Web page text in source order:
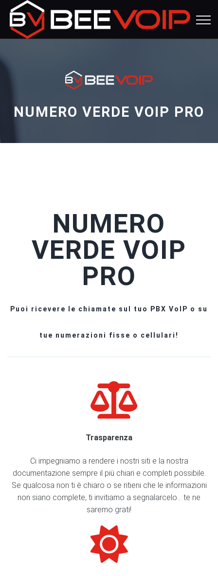
NUMERO VERDE VOIP PRO
NUMERO
VERDE VOIP
PRO
Puoi ricevere le chiamate sul tuo PBX VoIP o su
tue numerazioni fisse o cellulari!
Trasparenza
Ci impegniamo a rendere i nostri siti e la nostra
documentazione sempre il più chiari e completi possibile.
Se qualcosa non ti è chiaro o se ritieni che le informazioni
non siano complete, ti invitiamo a segnalarcelo... te ne
saremo grati!